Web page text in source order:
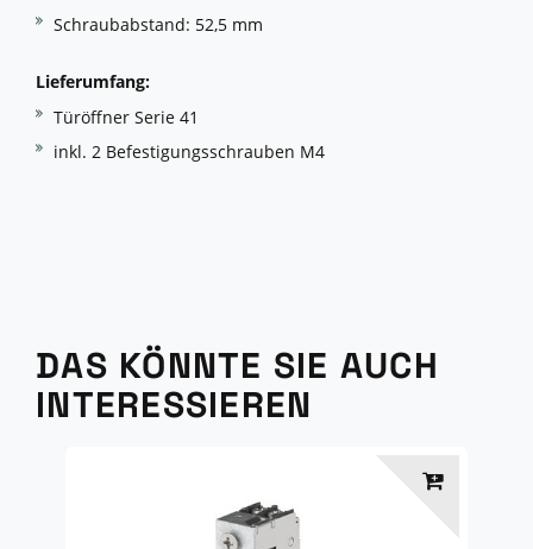
Schraubabstand: 52,5 mm
Lieferumfang:
Türöffner Serie 41
inkl. 2 Befestigungsschrauben M4
DAS KÖNNTE SIE AUCH
INTERESSIEREN